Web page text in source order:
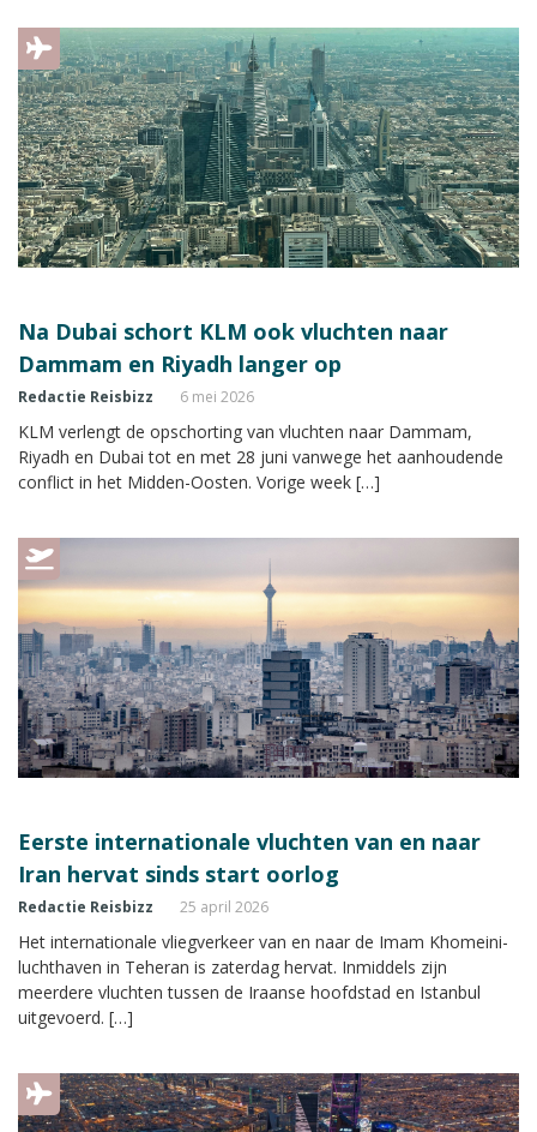
Na Dubai schort KLM ook vluchten naar
Dammam en Riyadh langer op
Redactie Reisbizz 6 mei 2026
KLM verlengt de opschorting van vluchten naar Dammam,
Riyadh en Dubai tot en met 28 juni vanwege het aanhoudende
conflict in het Midden-Oosten. Vorige week […]
Eerste internationale vluchten van en naar
Iran hervat sinds start oorlog
Redactie Reisbizz 25 april 2026
Het internationale vliegverkeer van en naar de Imam Khomeini-
luchthaven in Teheran is zaterdag hervat. Inmiddels zijn
meerdere vluchten tussen de Iraanse hoofdstad en Istanbul
uitgevoerd. […]